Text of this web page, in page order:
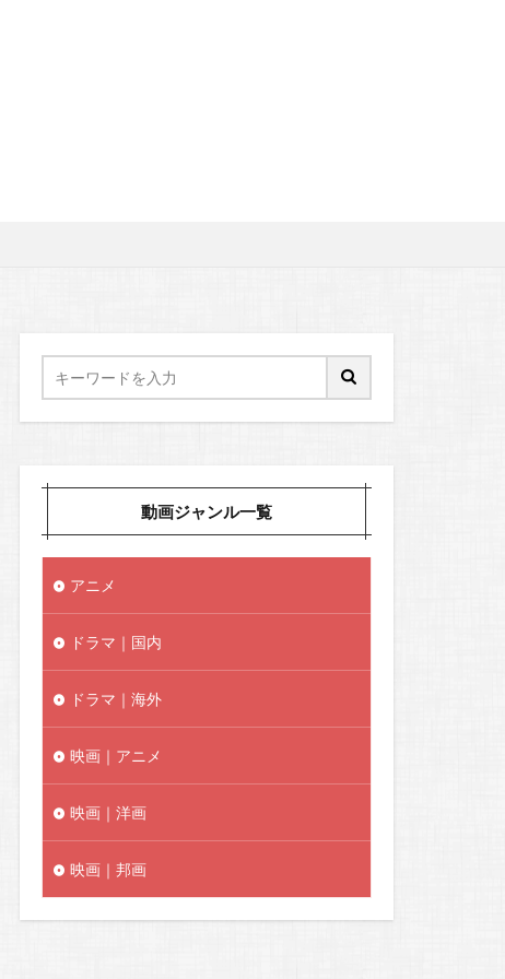
動画ジャンル一覧
アニメ
ドラマ｜国内
ドラマ｜海外
映画｜アニメ
映画｜洋画
映画｜邦画